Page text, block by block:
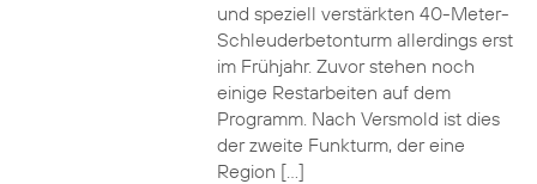
und speziell verstärkten 40-Meter-
Schleuderbetonturm allerdings erst
im Frühjahr. Zuvor stehen noch
einige Restarbeiten auf dem
Programm. Nach Versmold ist dies
der zweite Funkturm, der eine
Region […]